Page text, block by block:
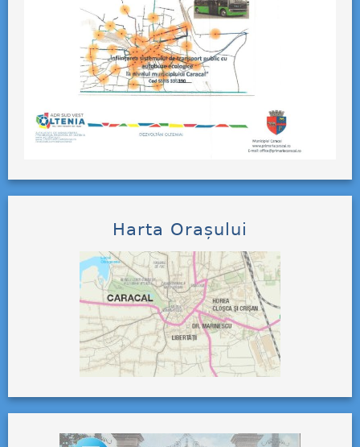
Harta Orașului